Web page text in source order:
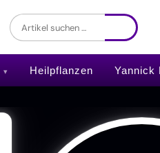
Heilpflanzen Yannick